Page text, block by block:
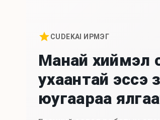
CUDEKAI ИРМЭГ
Манай хиймэл
ухаантай эссэ
юугаараа